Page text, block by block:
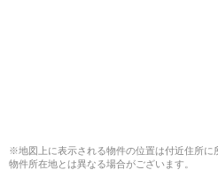
※地図上に表示される物件の位置は付近住所に
物件所在地とは異なる場合がございます。